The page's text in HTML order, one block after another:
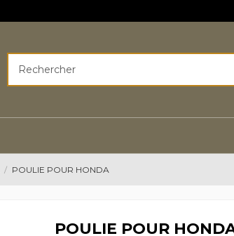
POULIE POUR HONDA
POULIE POUR